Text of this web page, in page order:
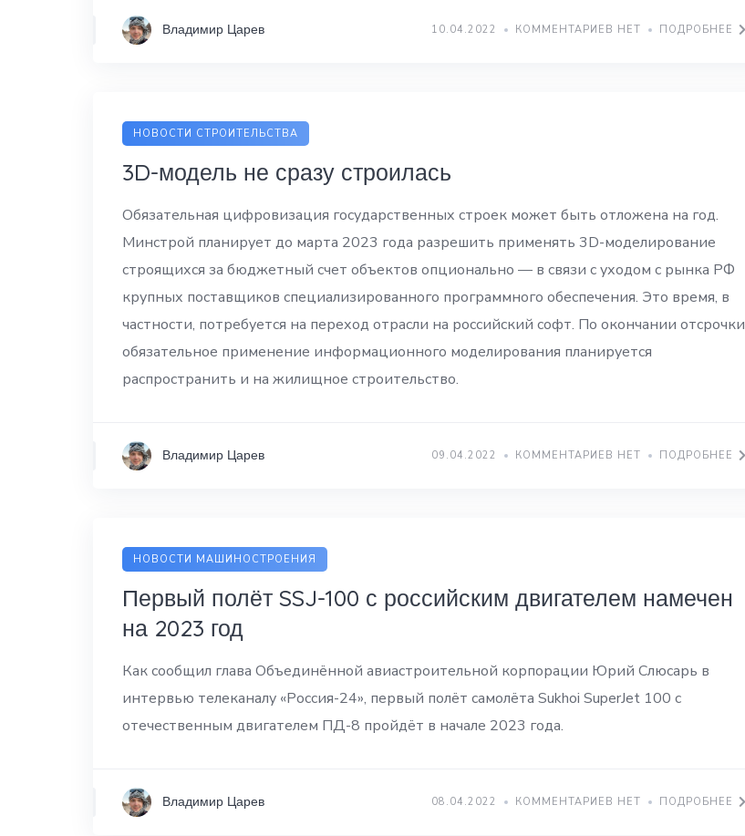
Владимир Царев 10.04.2022 КОММЕНТАРИЕВ НЕТ ПОДРОБНЕЕ
НОВОСТИ СТРОИТЕЛЬСТВА
3D-модель не сразу строилась
Обязательная цифровизация государственных строек может быть отложена на год.
Минстрой планирует до марта 2023 года разрешить применять 3D-моделирование
строящихся за бюджетный счет объектов опционально — в связи с уходом с рынка РФ
крупных поставщиков специализированного программного обеспечения. Это время, в
частности, потребуется на переход отрасли на российский софт. По окончании отсрочки
обязательное применение информационного моделирования планируется
распространить и на жилищное строительство.
Владимир Царев 09.04.2022 КОММЕНТАРИЕВ НЕТ ПОДРОБНЕЕ
НОВОСТИ МАШИНОСТРОЕНИЯ
Первый полёт SSJ-100 с российским двигателем намечен
на 2023 год
Как сообщил глава Объединённой авиастроительной корпорации Юрий Слюсарь в
интервью телеканалу «Россия-24», первый полёт самолёта Sukhoi SuperJet 100 с
отечественным двигателем ПД-8 пройдёт в начале 2023 года.
Владимир Царев 08.04.2022 КОММЕНТАРИЕВ НЕТ ПОДРОБНЕЕ